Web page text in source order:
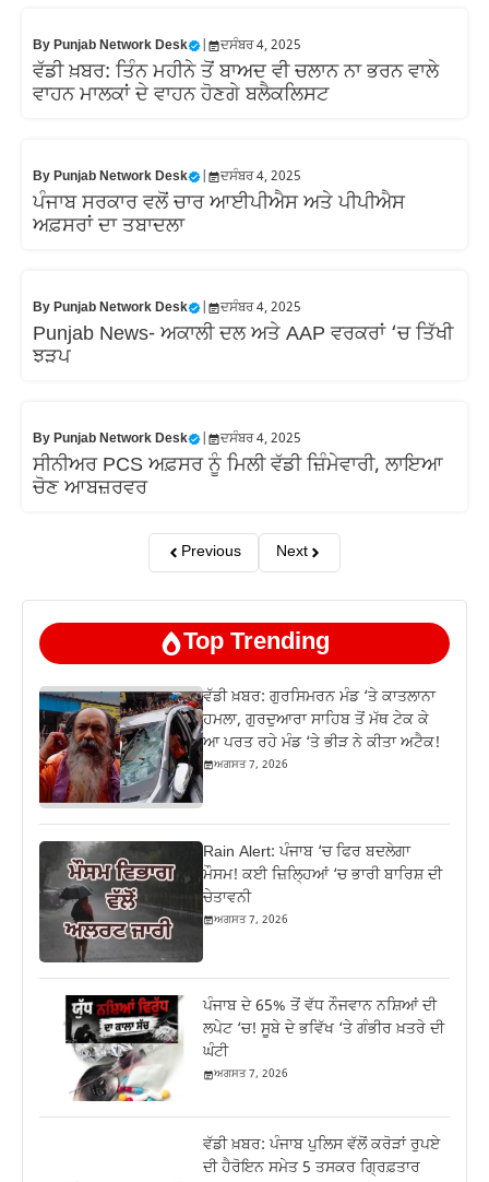
ByPunjab Network Desk ਦਸੰਬਰ 4, 2025
ਵੱਡੀ ਖ਼ਬਰ: ਤਿੰਨ ਮਹੀਨੇ ਤੋਂ ਬਾਅਦ ਵੀ ਚਲਾਨ ਨਾ ਭਰਨ ਵਾਲੇ
ਵਾਹਨ ਮਾਲਕਾਂ ਦੇ ਵਾਹਨ ਹੋਣਗੇ ਬਲੈਕਲਿਸਟ
ByPunjab Network Desk ਦਸੰਬਰ 4, 2025
ਪੰਜਾਬ ਸਰਕਾਰ ਵਲੋਂ ਚਾਰ ਆਈਪੀਐਸ ਅਤੇ ਪੀਪੀਐਸ
ਅਫ਼ਸਰਾਂ ਦਾ ਤਬਾਦਲਾ
ByPunjab Network Desk ਦਸੰਬਰ 4, 2025
Punjab News- ਅਕਾਲੀ ਦਲ ਅਤੇ AAP ਵਰਕਰਾਂ ‘ਚ ਤਿੱਖੀ
ਝੜਪ
ByPunjab Network Desk ਦਸੰਬਰ 4, 2025
ਸੀਨੀਅਰ PCS ਅਫ਼ਸਰ ਨੂੰ ਮਿਲੀ ਵੱਡੀ ਜ਼ਿੰਮੇਵਾਰੀ, ਲਾਇਆ
ਚੋਣ ਆਬਜ਼ਰਵਰ
Previous Next
Top Trending
ਵੱਡੀ ਖ਼ਬਰ: ਗੁਰਸਿਮਰਨ ਮੰਡ ‘ਤੇ ਕਾਤਲਾਨਾ
ਹਮਲਾ, ਗੁਰਦੁਆਰਾ ਸਾਹਿਬ ਤੋਂ ਮੱਥ ਟੇਕ ਕੇ
ਆ ਪਰਤ ਰਹੇ ਮੰਡ ‘ਤੇ ਭੀੜ ਨੇ ਕੀਤਾ ਅਟੈਕ!
ਅਗਸਤ 7, 2026
Rain Alert: ਪੰਜਾਬ ‘ਚ ਫਿਰ ਬਦਲੇਗਾ
ਮੌਸਮ! ਕਈ ਜ਼ਿਲ੍ਹਿਆਂ ‘ਚ ਭਾਰੀ ਬਾਰਿਸ਼ ਦੀ
ਚੇਤਾਵਨੀ
ਅਗਸਤ 7, 2026
ਪੰਜਾਬ ਦੇ 65% ਤੋਂ ਵੱਧ ਨੌਜਵਾਨ ਨਸ਼ਿਆਂ ਦੀ
ਲਪੇਟ ‘ਚ! ਸੂਬੇ ਦੇ ਭਵਿੱਖ ‘ਤੇ ਗੰਭੀਰ ਖ਼ਤਰੇ ਦੀ
ਘੰਟੀ
ਅਗਸਤ 7, 2026
ਵੱਡੀ ਖ਼ਬਰ: ਪੰਜਾਬ ਪੁਲਿਸ ਵੱਲੋਂ ਕਰੋੜਾਂ ਰੁਪਏ
ਦੀ ਹੈਰੋਇਨ ਸਮੇਤ 5 ਤਸਕਰ ਗ੍ਰਿਫ਼ਤਾਰ